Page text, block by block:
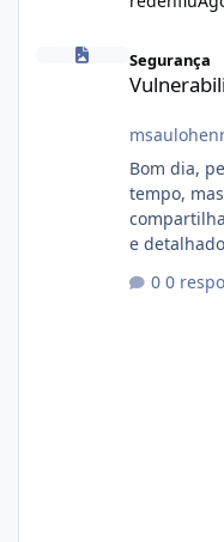
Vulnerabilidade no
Segurança
Bom dia,
tempo,
e
atualmente
0